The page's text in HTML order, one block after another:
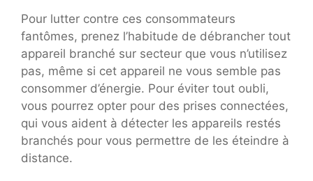
Pour lutter contre ces consommateurs
fantômes, prenez l’habitude de débrancher tout
appareil branché sur secteur que vous n’utilisez
pas, même si cet appareil ne vous semble pas
consommer d’énergie. Pour éviter tout oubli,
vous pourrez opter pour des prises connectées,
qui vous aident à détecter les appareils restés
branchés pour vous permettre de les éteindre à
distance.